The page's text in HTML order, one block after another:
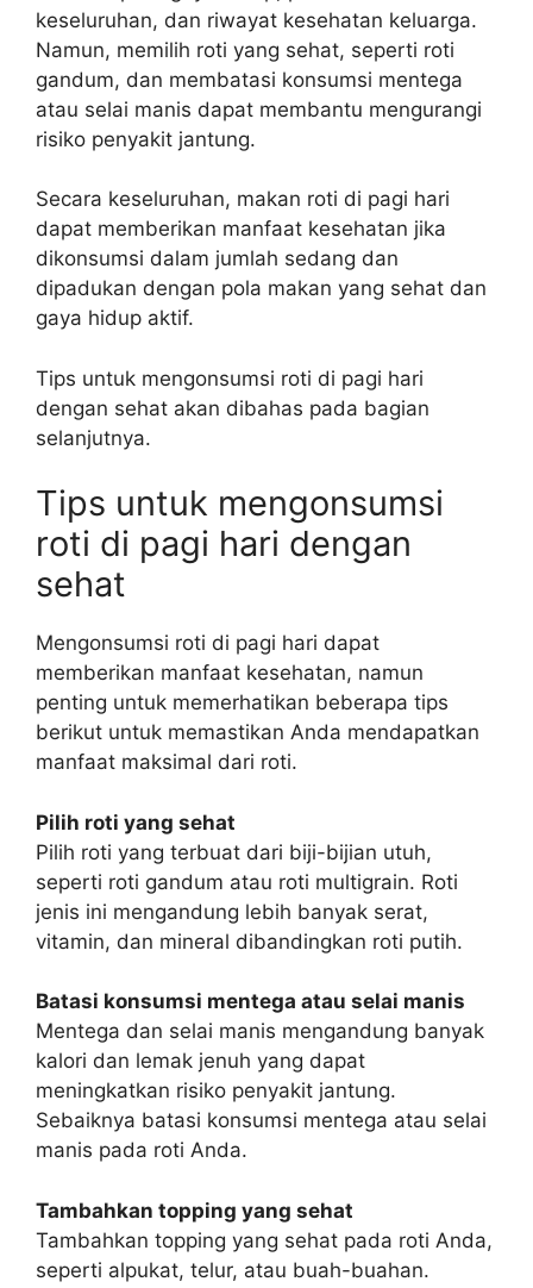
keseluruhan, dan riwayat kesehatan keluarga.
Namun, memilih roti yang sehat, seperti roti
gandum, dan membatasi konsumsi mentega
atau selai manis dapat membantu mengurangi
risiko penyakit jantung.
Secara keseluruhan, makan roti di pagi hari
dapat memberikan manfaat kesehatan jika
dikonsumsi dalam jumlah sedang dan
dipadukan dengan pola makan yang sehat dan
gaya hidup aktif.
Tips untuk mengonsumsi roti di pagi hari
dengan sehat akan dibahas pada bagian
selanjutnya.
Tips untuk mengonsumsi
roti di pagi hari dengan
sehat
Mengonsumsi roti di pagi hari dapat
memberikan manfaat kesehatan, namun
penting untuk memerhatikan beberapa tips
berikut untuk memastikan Anda mendapatkan
manfaat maksimal dari roti.
Pilih roti yang sehat
Pilih roti yang terbuat dari biji-bijian utuh,
seperti roti gandum atau roti multigrain. Roti
jenis ini mengandung lebih banyak serat,
vitamin, dan mineral dibandingkan roti putih.
Batasi konsumsi mentega atau selai manis
Mentega dan selai manis mengandung banyak
kalori dan lemak jenuh yang dapat
meningkatkan risiko penyakit jantung.
Sebaiknya batasi konsumsi mentega atau selai
manis pada roti Anda.
Tambahkan topping yang sehat
Tambahkan topping yang sehat pada roti Anda,
seperti alpukat, telur, atau buah-buahan.